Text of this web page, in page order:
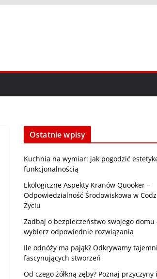
Ostatnie wpisy
Kuchnia na wymiar: jak pogodzić
funkcjonalnością
Ekologiczne Aspekty Kranów Quooker –
Odpowiedzialność Środowiskowa w
Życiu
Zadbaj o bezpieczeństwo swojego domu
wybierz odpowiednie rozwiązania
Ile odnóży ma pająk? Odkrywamy
fascynujących stworzeń
Od czego żółkną zęby? Poznaj przyczyny